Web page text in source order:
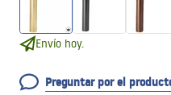
Envío hoy.
Preguntar por el